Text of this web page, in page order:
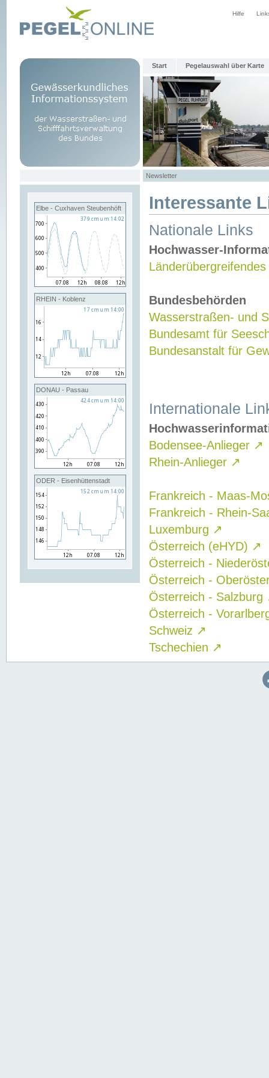
Hilfe
Start Pegelauswahl über Karte
Newsletter
Elbe - Cuxhaven Steubenhöft
RHEIN - Koblenz
DONAU - Passau
ODER - Eisenhüttenstadt
Interessante
Nationale Links
Hochwasser-
Bundesbehörden
Wasserstraßen- und
Bundesamt für
Bundesanstalt für
Internationale
Bodensee-Anlieger ↗
Rhein-Anlieger ↗
Frankreich - Maas-
Frankreich - Rhein-
Luxemburg ↗
Österreich (eHYD) ↗
Österreich -
Österreich -
Österreich - Salzburg
Österreich -
Schweiz ↗
Tschechien ↗